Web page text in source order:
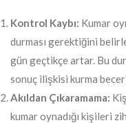
Kontrol Kaybı: Kumar
durması gerektiğini
gün geçtikçe artar. Bu
sonuç ilişkisi kurma
Akıldan Çıkaramama:
kumar oynadığı kişileri